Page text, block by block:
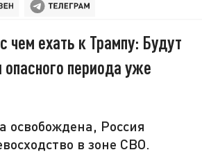
чем ехать к Трампу: Будут
периода уже
освобождена, Россия
в зоне СВО.